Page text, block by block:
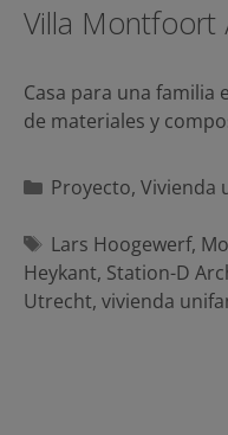
Villa Montfoort
Casa para una familia
de materiales y
Categorías
Proyecto, Vivienda
Etiquetas
Lars Hoogewerf,
Heykant, Station-D
Utrecht, vivienda